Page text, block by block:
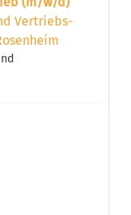
Vertriebs-